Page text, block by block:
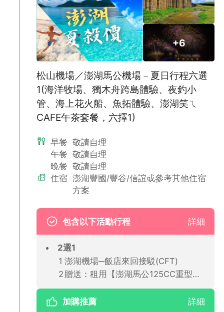
✅自選~【海洋牧場】：搭乘快艇沿途觀賞海天一色怡然海景，前
往海上平台，體驗炭烤牡蠣、餵食海鱺、趣味釣花枝。
✅【經典行程打卡】：走訪跨海大橋、二崁聚落、大菓葉玄武岩等
必訪景點。
✅自選~【澎湖笑ㄟCafé】鄰近隘門沙灘，擁有開闊無遮蔽的海景
視野與濃厚度假氛圍。無論是戲水後的輕鬆歇腳，或單純想找個角
落放空，都相當適合。精選鬆餅套餐搭配人氣飲品，品嚐香甜鬆餅
請注意。
+6
松山機場／澎湖馬公機場－夏日行程六選
1(海洋牧場、獨木舟跨島體驗、夜釣小
管、海上花火船、魚拓體驗、澎湖笑ㄟ
CAFE午茶套餐，六擇1)
早餐 敬請自理
午餐 敬請自理
晚餐 敬請自理
住宿 澎湖豐國/豐谷/信誼或參考其他住宿
方案
包含以下活動行程 詳細
2選1
澎湖機場─飯店來回接駁(CFT)
贈送：租用【澎湖馬公125CC重型機車(兩人一部)72小時使用】(CFT)
加購推薦 詳細